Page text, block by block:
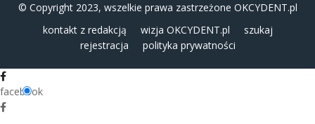
© Copyright 2023, wszelkie prawa zastrzeżone OKCYDENT.pl
kontakt z redakcją
wizja OKCYDENT.pl
szukaj
rejestracja
polityka prywatności
facebook